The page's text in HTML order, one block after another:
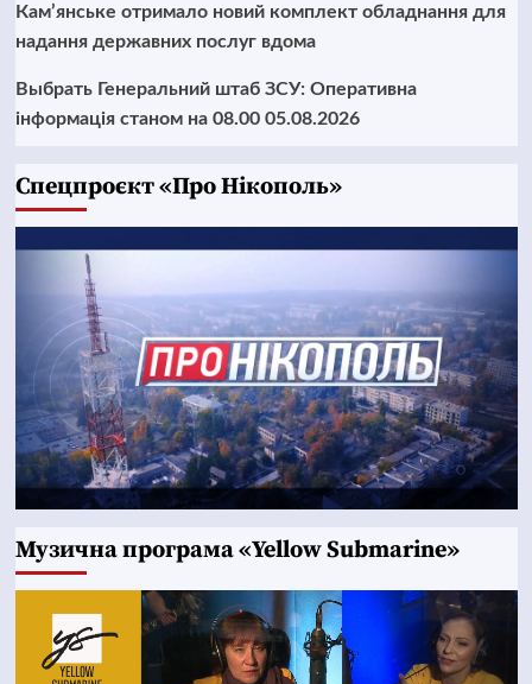
Кам’янське отримало новий комплект обладнання для
надання державних послуг вдома
Выбрать Генеральний штаб ЗСУ: Оперативна
інформація станом на 08.00 05.08.2026
Cпецпроєкт «Про Нікополь»
Музична програма «Yellow Submarine»